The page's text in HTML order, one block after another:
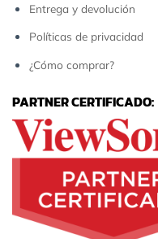
Entrega y devolución
Políticas de privacidad
¿Cómo comprar?
PARTNER CERTIFICADO: